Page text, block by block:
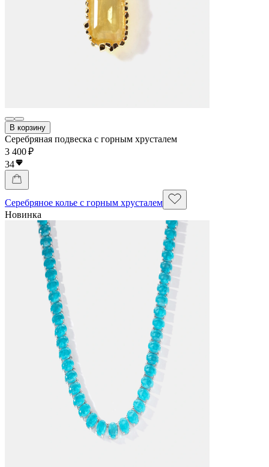
В корзину
Серебряная подвеска с горным хрусталем
3 400 ₽
34
Серебряное колье с горным хрусталем
Новинка